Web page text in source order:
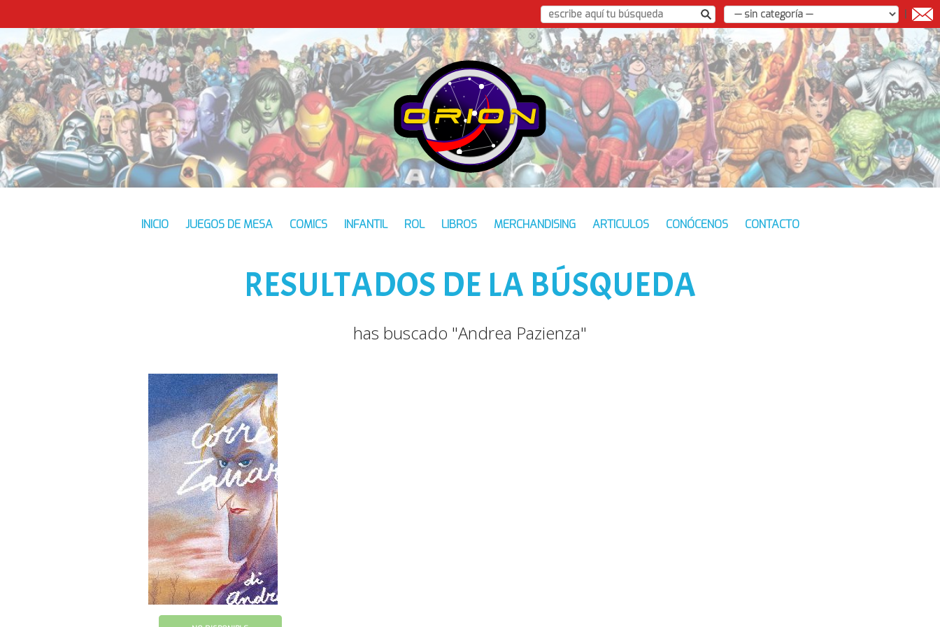
|
INICIO JUEGOS DE MESA COMICS INFANTIL ROL LIBROS MERCHANDISING ARTICULOS CONÓCENOS CONTACTO
RESULTADOS DE LA BÚSQUEDA
has buscado "Andrea Pazienza"